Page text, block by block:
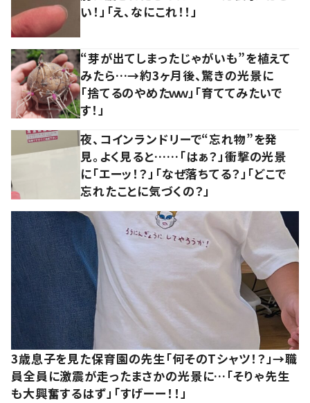
い！」「え、なにこれ！！」
“芽が出てしまったじゃがいも”を植えて
みたら…→約3ヶ月後、驚きの光景に
「捨てるのやめたｗｗ」「育ててみたいで
す！」
夜、コインランドリーで“忘れ物”を発
見。よく見ると……「はぁ？」衝撃の光景
に「エーッ！？」「なぜ落ちてる？」「どこで
忘れたことに気づくの？」
3歳息子を見た保育園の先生「何そのTシャツ！？」→職
員全員に激震が走ったまさかの光景に…「そりゃ先生
も大興奮するはず」「すげーー！！」